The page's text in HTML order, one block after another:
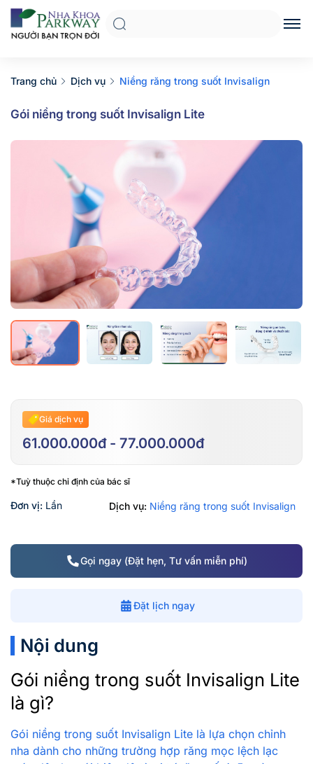
Trang chủ Dịch vụ Niềng răng trong suốt Invisalign
Gói niềng trong suốt Invisalign Lite
Giá dịch vụ
61.000.000đ - 77.000.000đ
*Tuỳ thuộc chỉ định của bác sĩ
Đơn vị: Lần Dịch vụ: Niềng răng trong suốt Invisalign
Gọi ngay (Đặt hẹn, Tư vấn miễn phí)
Đặt lịch ngay
Nội dung
Gói niềng trong suốt Invisalign Lite
là gì?
Gói niềng trong suốt Invisalign Lite là lựa chọn chỉnh
nha dành cho những trường hợp răng mọc lệch lạc